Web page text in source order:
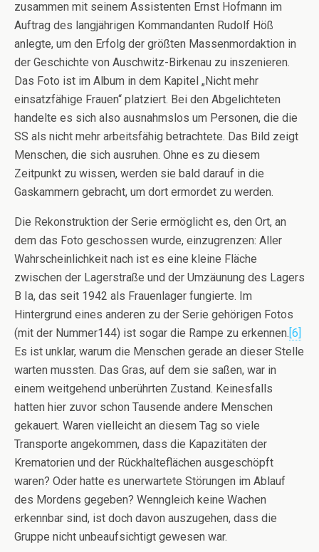
zusammen mit seinem Assistenten Ernst Hofmann im
Auftrag des langjährigen Kommandanten Rudolf Höß
anlegte, um den Erfolg der größten Massenmordaktion in
der Geschichte von Auschwitz-Birkenau zu inszenieren.
Das Foto ist im Album in dem Kapitel „Nicht mehr
einsatzfähige Frauen“ platziert. Bei den Abgelichteten
handelte es sich also ausnahmslos um Personen, die die
SS als nicht mehr arbeitsfähig betrachtete. Das Bild zeigt
Menschen, die sich ausruhen. Ohne es zu diesem
Zeitpunkt zu wissen, werden sie bald darauf in die
Gaskammern gebracht, um dort ermordet zu werden.
Die Rekonstruktion der Serie ermöglicht es, den Ort, an
dem das Foto geschossen wurde, einzugrenzen: Aller
Wahrscheinlichkeit nach ist es eine kleine Fläche
zwischen der Lagerstraße und der Umzäunung des Lagers
B Ia, das seit 1942 als Frauenlager fungierte. Im
Hintergrund eines anderen zu der Serie gehörigen Fotos
(mit der Nummer144) ist sogar die Rampe zu erkennen.[6]
Es ist unklar, warum die Menschen gerade an dieser Stelle
warten mussten. Das Gras, auf dem sie saßen, war in
einem weitgehend unberührten Zustand. Keinesfalls
hatten hier zuvor schon Tausende andere Menschen
gekauert. Waren vielleicht an diesem Tag so viele
Transporte angekommen, dass die Kapazitäten der
Krematorien und der Rückhalteflächen ausgeschöpft
waren? Oder hatte es unerwartete Störungen im Ablauf
des Mordens gegeben? Wenngleich keine Wachen
erkennbar sind, ist doch davon auszugehen, dass die
Gruppe nicht unbeaufsichtigt gewesen war.